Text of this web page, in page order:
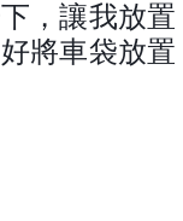
，讓我放置
將車袋放置